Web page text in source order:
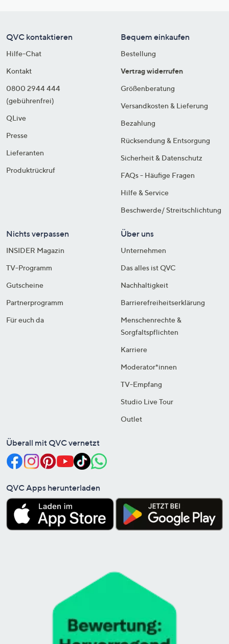
QVC kontaktieren
Hilfe-Chat
Kontakt
0800 2944 444
(gebührenfrei)
QLive
Presse
Lieferanten
Produktrückruf
Bequem einkaufen
Bestellung
Vertrag widerrufen
Größenberatung
Versandkosten & Lieferung
Bezahlung
Rücksendung & Entsorgung
Sicherheit & Datenschutz
FAQs - Häufige Fragen
Hilfe & Service
Beschwerde/ Streitschlichtung
Nichts verpassen
INSIDER Magazin
TV-Programm
Gutscheine
Partnerprogramm
Für euch da
Über uns
Unternehmen
Das alles ist QVC
Nachhaltigkeit
Barrierefreiheitserklärung
Menschenrechte &
Sorgfaltspflichten
Karriere
Moderator*innen
TV-Empfang
Studio Live Tour
Outlet
Überall mit QVC vernetzt
QVC Apps herunterladen